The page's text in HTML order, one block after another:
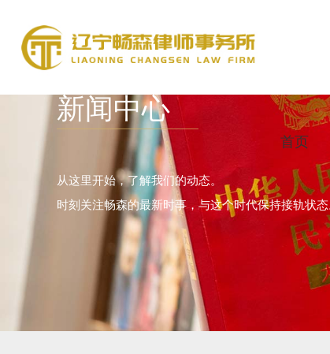
首页
新闻中心
从这里开始，了解我们的动态。
时刻关注畅森的最新时事，与这个时代保持接轨状态